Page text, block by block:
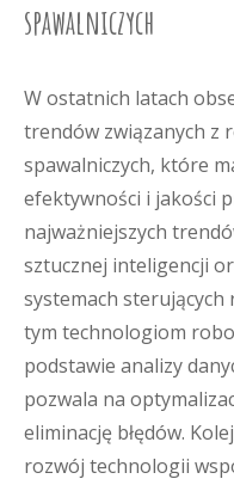
spawalniczych
W ostatnich latach
trendów związanych z
spawalniczych, które
efektywności i jakości
najważniejszych
sztucznej inteligencji
systemach
tym technologiom
podstawie analizy
pozwala na
eliminację błędów.
rozwój technologii